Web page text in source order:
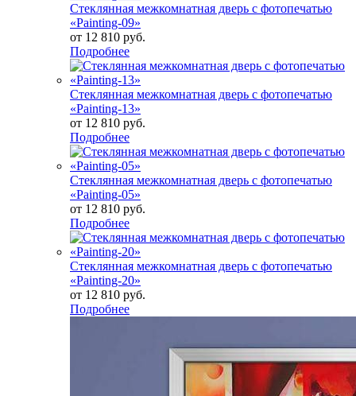
Стеклянная межкомнатная дверь с фотопечатью
«Painting-09»
от 12 810 руб.
Подробнее
Стеклянная межкомнатная дверь с фотопечатью
«Painting-13»
от 12 810 руб.
Подробнее
Стеклянная межкомнатная дверь с фотопечатью
«Painting-05»
от 12 810 руб.
Подробнее
Стеклянная межкомнатная дверь с фотопечатью
«Painting-20»
от 12 810 руб.
Подробнее